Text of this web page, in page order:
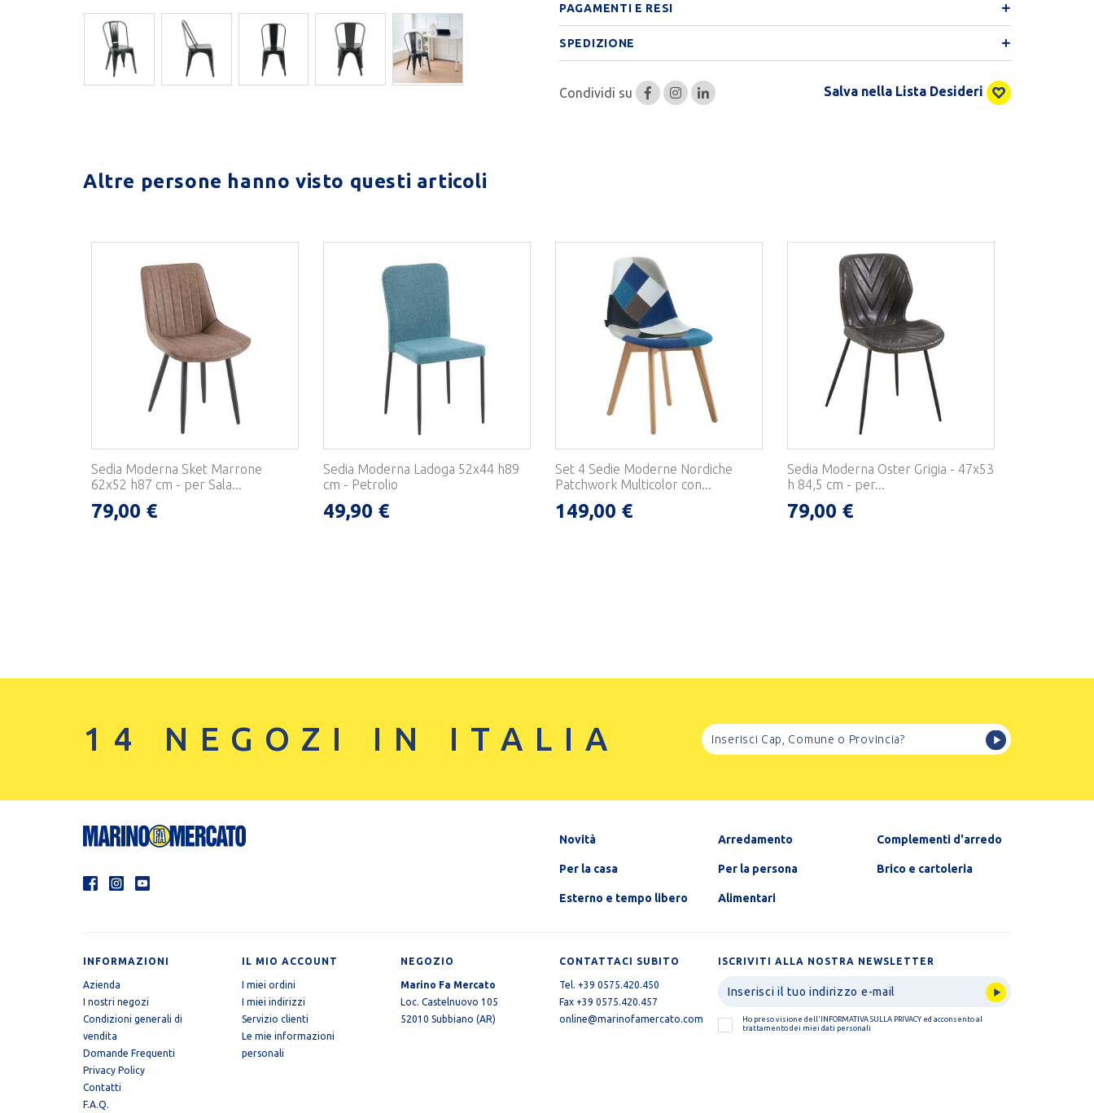
PAGAMENTI E RESI
SPEDIZIONE
Condividi su Salva nella Lista Desideri
Altre persone hanno visto questi articoli
Sedia Moderna Sket Marrone
62x52 h87 cm - per Sala...
79,00 €
Sedia Moderna Ladoga 52x44 h89
cm - Petrolio
49,90 €
Set 4 Sedie Moderne Nordiche
Patchwork Multicolor con...
149,00 €
Sedia Moderna Oster Grigia - 47x53
h 84,5 cm - per...
79,00 €
14 NEGOZI IN ITALIA
Novità Arredamento Complementi d'arredo
Per la casa Per la persona Brico e cartoleria
Esterno e tempo libero Alimentari
INFORMAZIONI
Azienda
I nostri negozi
Condizioni generali di
vendita
Domande Frequenti
Privacy Policy
Contatti
F.A.Q.
IL MIO ACCOUNT
I miei ordini
I miei indirizzi
Servizio clienti
Le mie informazioni
personali
NEGOZIO
Marino Fa Mercato
Loc. Castelnuovo 105
52010 Subbiano (AR)
CONTATTACI SUBITO
Tel. +39 0575.420.450
Fax +39 0575.420.457
online@marinofamercato.com
ISCRIVITI ALLA NOSTRA NEWSLETTER
Ho preso visione dell' INFORMATIVA SULLA PRIVACY ed acconsento al
trattamento dei miei dati personali